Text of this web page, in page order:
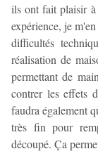
ils ont fait plaisir
expérience, je
difficultés
réalisation de
permettant de
contrer les effets
faudra également
très fin pour
découpé. Ça